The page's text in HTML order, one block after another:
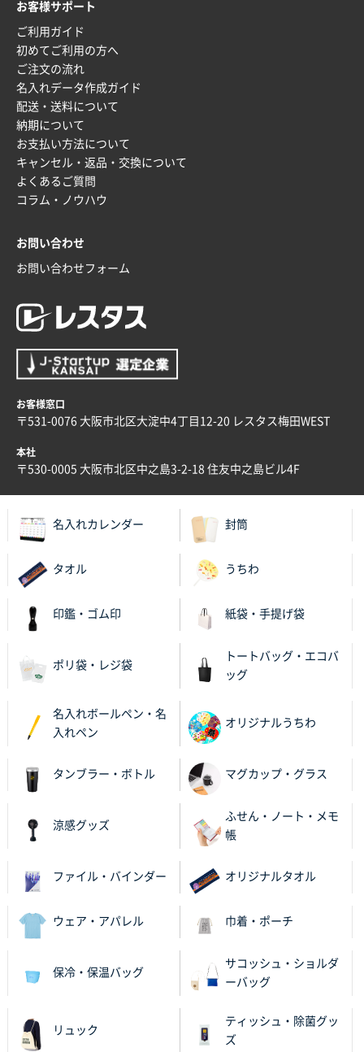
お客様サポート
ご利用ガイド
初めてご利用の方へ
ご注文の流れ
名入れデータ作成ガイド
配送・送料について
納期について
お支払い方法について
キャンセル・返品・交換について
よくあるご質問
コラム・ノウハウ
お問い合わせ
お問い合わせフォーム
お客様窓口
〒531-0076 大阪市北区大淀中4丁目12-20 レスタス梅田WEST
本社
〒530-0005 大阪市北区中之島3-2-18 住友中之島ビル4F
名入れカレンダー 封筒
タオル うちわ
印鑑・ゴム印 紙袋・手提げ袋
ポリ袋・レジ袋
トートバッグ・エコバ
ッグ
名入れボールペン・名
入れペン
オリジナルうちわ
タンブラー・ボトル マグカップ・グラス
涼感グッズ
ふせん・ノート・メモ
帳
ファイル・バインダー オリジナルタオル
ウェア・アパレル 巾着・ポーチ
保冷・保温バッグ
サコッシュ・ショルダ
ーバッグ
リュック
ティッシュ・除菌グッ
ズ